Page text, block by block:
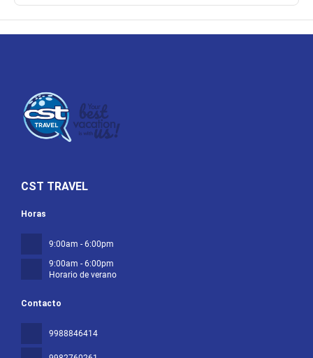
CST TRAVEL
Contacto
9988846414
Horas
9:00am - 6:00pm
9:00am - 6:00pm
Horario de verano